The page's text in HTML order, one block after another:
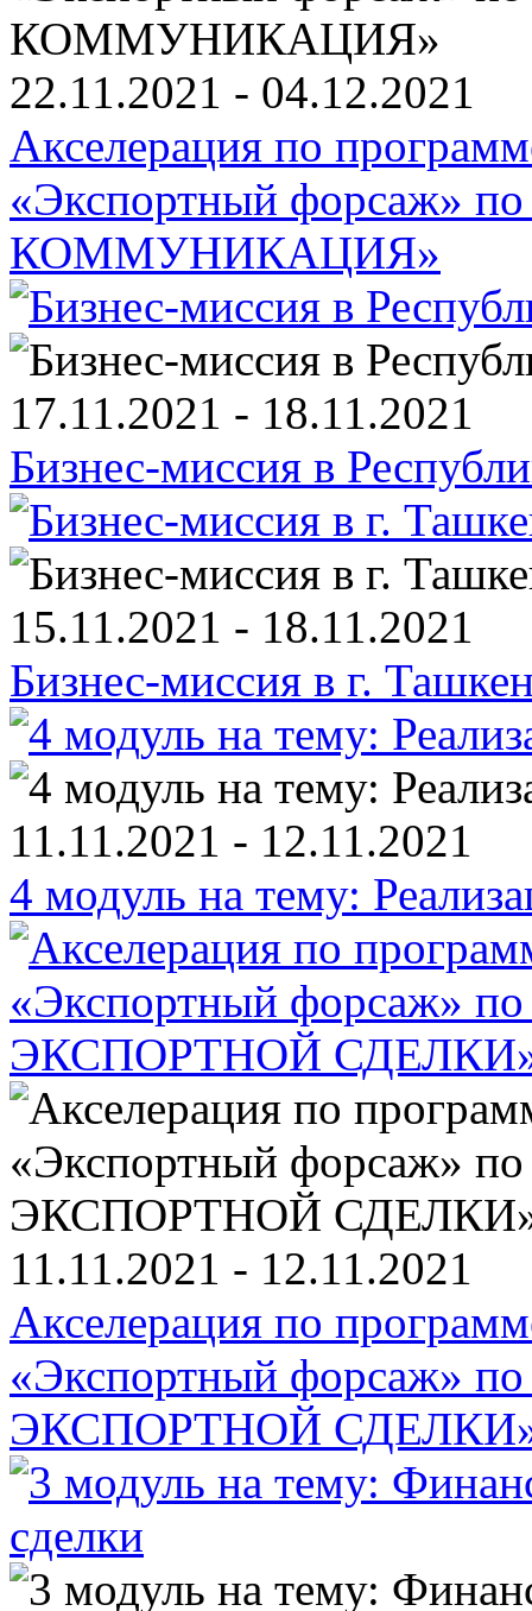
22.11.2021 - 04.12.2021
Акселерация по
«Экспортный форсаж»
КОММУНИКАЦИЯ»
17.11.2021 - 18.11.2021
Бизнес-миссия в
15.11.2021 - 18.11.2021
Бизнес-миссия в г.
11.11.2021 - 12.11.2021
4 модуль на тему:
11.11.2021 - 12.11.2021
Акселерация по
«Экспортный форсаж»
ЭКСПОРТНОЙ